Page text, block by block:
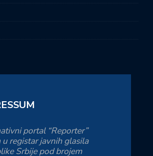
portal “Reporter”
u registar javnih glasila
Srbije pod brojem